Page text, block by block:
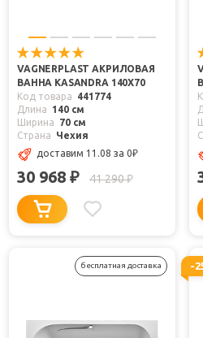
VAGNERPLAST АКРИЛОВАЯ
ВАННА KASANDRA 140X70
Код товара
441774
Длина
140 см
Ширина
70 см
Страна
Чехия
доставим 11.08 за 0₽
30 968 ₽ 41 290₽
бесплатная доставка -